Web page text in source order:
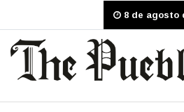
8 de agosto